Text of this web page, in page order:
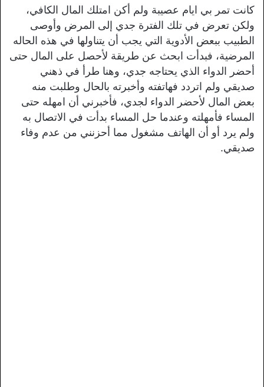
كانت تمر بي ايام عصيبة ولم أكن امتلك المال الكافي،
ولكن تعرض في تلك الفترة جدي إلى المرض وأوصى
الطبيب ببعض الأدوية التي يجب أن يتناولها في هذه الحاله
المرضية، فبدأت ابحث عن طريقة لأحصل على المال حتى
أحضر الدواء الذي يحتاجه جدي، وهنا طرأ في ذهني
صديقي ولم اتردد فهاتفته وأخبرته بالحال وطلبت منه
بعض المال لأحضر الدواء لجدي، فأخبرني أن امهله حتى
المساء فأمهلته وعندما حل المساء بدأت في الاتصال به
ولم يرد أو أن الهاتف مشغول مما أحزنني من عدم وفاء
صديقي.